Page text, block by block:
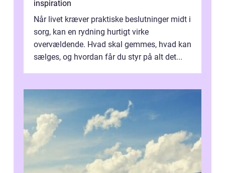
inspiration
Når livet kræver praktiske beslutninger midt i
sorg, kan en rydning hurtigt virke
overvældende. Hvad skal gemmes, hvad kan
sælges, og hvordan får du styr på alt det...